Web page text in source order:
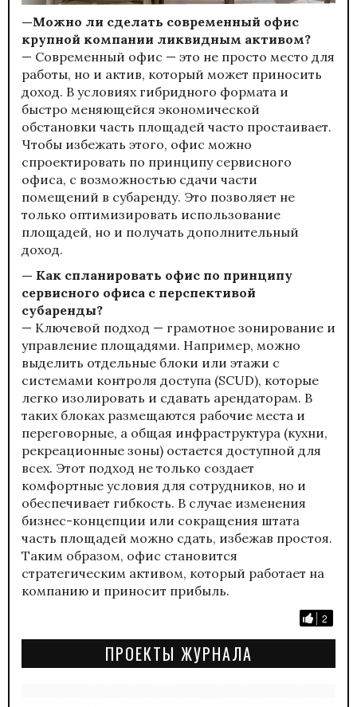
—Можно ли сделать современный офис
крупной компании ликвидным активом?
— Современный офис — это не просто место для
работы, но и актив, который может приносить
доход. В условиях гибридного формата и
быстро меняющейся экономической
обстановки часть площадей часто простаивает.
Чтобы избежать этого, офис можно
спроектировать по принципу сервисного
офиса, с возможностью сдачи части
помещений в субаренду. Это позволяет не
только оптимизировать использование
площадей, но и получать дополнительный
доход.
— Как спланировать офис по принципу
сервисного офиса с перспективой
субаренды?
— Ключевой подход — грамотное зонирование и
управление площадями. Например, можно
выделить отдельные блоки или этажи с
системами контроля доступа (SCUD), которые
легко изолировать и сдавать арендаторам. В
таких блоках размещаются рабочие места и
переговорные, а общая инфраструктура (кухни,
рекреационные зоны) остается доступной для
всех. Этот подход не только создает
комфортные условия для сотрудников, но и
обеспечивает гибкость. В случае изменения
бизнес-концепции или сокращения штата
часть площадей можно сдать, избежав простоя.
Таким образом, офис становится
стратегическим активом, который работает на
компанию и приносит прибыль.
2
ПРОЕКТЫ ЖУРНАЛА